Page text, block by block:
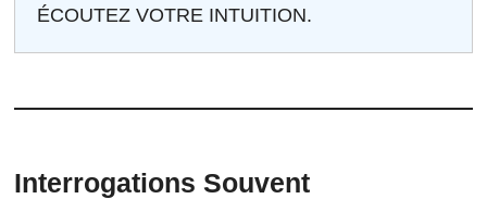
ÉCOUTEZ VOTRE INTUITION.
Interrogations Souvent